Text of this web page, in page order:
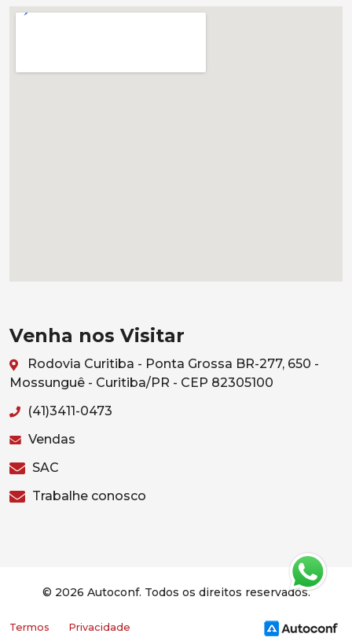
Venha nos Visitar
Rodovia Curitiba - Ponta Grossa BR-277, 650 -
Mossunguê - Curitiba/PR - CEP 82305100
(41)3411-0473
Vendas
SAC
Trabalhe conosco
© 2026 Autoconf. Todos os direitos reservados.
Termos Privacidade